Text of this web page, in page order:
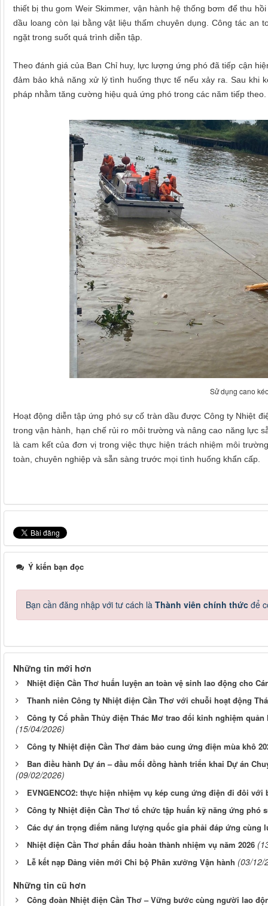
thiết bị thu gom Weir Skimmer, vận hành hệ thống bơm để thu
dầu loang còn lại bằng vật liệu thấm chuyên dụng. Công tác an
ngặt trong suốt quá trình diễn tập.
Theo đánh giá của Ban Chỉ huy, lực lượng ứng phó đã tiếp cận
đảm bảo khả năng xử lý tình huống thực tế nếu xảy ra. Sau khi
pháp nhằm tăng cường hiệu quả ứng phó trong các năm tiếp theo.
Sử dụng cano
Hoạt động diễn tập ứng phó sự cố tràn dầu được Công ty Nhiệt
trong vận hành, hạn chế rủi ro môi trường và nâng cao năng lực
là cam kết của đơn vị trong việc thực hiện trách nhiệm môi
toàn, chuyên nghiệp và sẵn sàng trước mọi tình huống khẩn cấp.
Ý kiến bạn đọc
Bạn cần đăng nhập với tư cách là Thành viên chính thức để
Những tin mới hơn
Nhiệt điện Cần Thơ huấn luyện an toàn vệ sinh lao động cho
Thanh niên Công ty Nhiệt điện Cần Thơ với chuỗi hoạt động
Công ty Cổ phần Thủy điện Thác Mơ trao đổi kinh nghiệm
(15/04/2026)
Công ty Nhiệt điện Cần Thơ đảm bảo cung ứng điện mùa khô
Ban điều hành Dự án – đầu mối đồng hành triển khai Dự án
(09/02/2026)
EVNGENCO2: thực hiện nhiệm vụ kép cung ứng điện đi đôi
Công ty Nhiệt điện Cần Thơ tổ chức tập huấn kỹ năng ứng phó
Các dự án trọng điểm năng lượng quốc gia phải đáp ứng cùng
Nhiệt điện Cần Thơ phấn đấu hoàn thành nhiệm vụ năm 2026
Lễ kết nạp Đảng viên mới Chi bộ Phân xưởng Vận hành (03/12/
Những tin cũ hơn
Công đoàn Nhiệt điện Cần Thơ – Vững bước cùng người lao